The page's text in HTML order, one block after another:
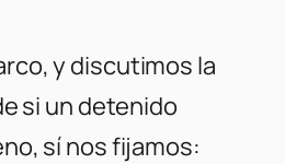
y discutimos la
si un detenido
sí nos fijamos: